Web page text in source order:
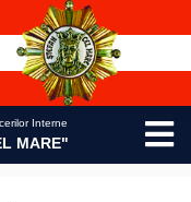
Interne
MARE"